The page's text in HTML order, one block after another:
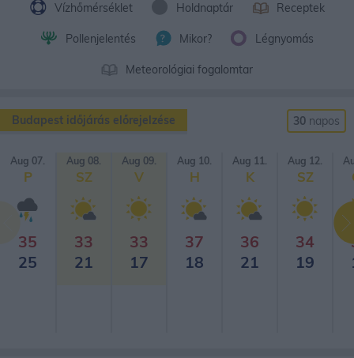
Vízhőmérséklet Holdnaptár Receptek
Pollenjelentés Mikor? Légnyomás
Meteorológiai fogalomtar
Budapest időjárás előrejelzése 30 napos
Aug 07.
P
35
25
Aug 08.
SZ
33
21
Aug 09.
V
33
17
Aug 10.
H
37
18
Aug 11.
K
36
21
Aug 12.
SZ
34
19